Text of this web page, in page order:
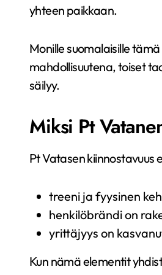
yhteen paikkaan.
Monille suomalaisille
mahdollisuutena, toiset
säilyy.
Miksi Pt
Pt Vatasen kiinnostavuus
treeni ja fyysinen
henkilöbrändi on
yrittäjyys on
Kun nämä elementit